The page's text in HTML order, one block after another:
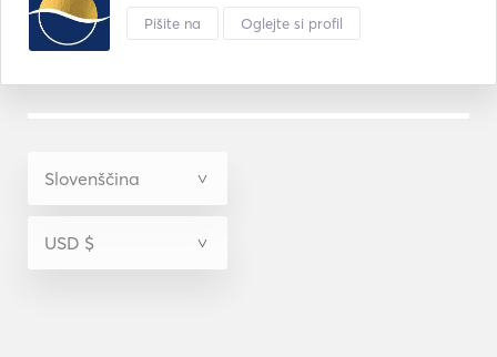
Pišite na Oglejte si profil